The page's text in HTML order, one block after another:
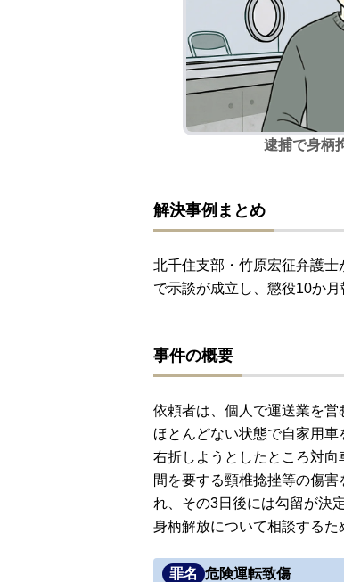
逮捕で身柄
解決事例まとめ
北千住支部・竹原宏征弁護
で示談が成立し、懲役10か月
事件の概要
依頼者は、個人で運送業を
ほとんどない状態で自家用車
右折しようとしたところ対
間を要する頸椎捻挫等の傷
れ、その3日後には勾留が決
身柄解放について相談するた
罪名 危険運転致傷